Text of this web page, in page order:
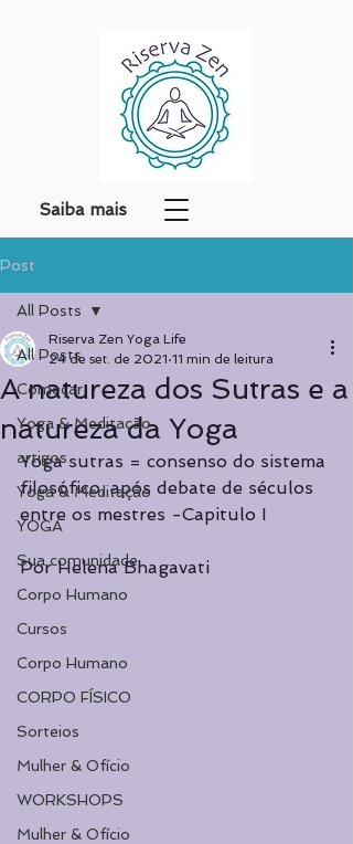
Saiba mais
Post
All Posts
Começar
Yoga & Meditação
artigos
Yoga & Meditação
YOGA
Sua comunidade
Corpo Humano
Cursos
Corpo Humano
CORPO FÍSICO
Sorteios
Mulher & Ofício
WORKSHOPS
Mulher & Ofício
All Posts
A natureza dos Sutras e a
natureza da Yoga
Riserva Zen Yoga Life
24 de set. de 2021 11 min de leitura
Yoga sutras = consenso do sistema
filosófico, após debate de séculos
entre os mestres -Capitulo I
Por Helena Bhagavati